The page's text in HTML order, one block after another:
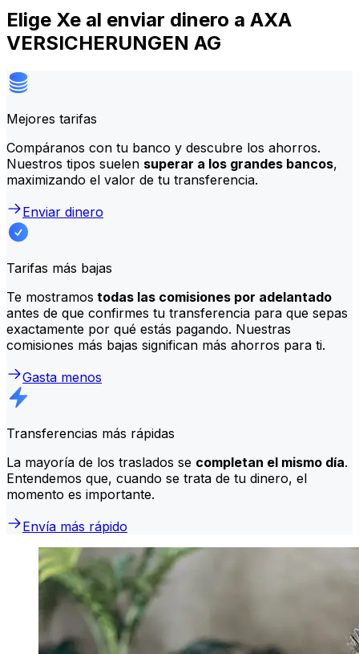
Elige Xe al enviar dinero a AXA
VERSICHERUNGEN AG
Mejores tarifas
Compáranos con tu banco y descubre los ahorros.
Nuestros tipos suelen superar a los grandes bancos,
maximizando el valor de tu transferencia.
Enviar dinero
Tarifas más bajas
Te mostramos todas las comisiones por adelantado
antes de que confirmes tu transferencia para que sepas
exactamente por qué estás pagando. Nuestras
comisiones más bajas significan más ahorros para ti.
Gasta menos
Transferencias más rápidas
La mayoría de los traslados se completan el mismo día.
Entendemos que, cuando se trata de tu dinero, el
momento es importante.
Envía más rápido